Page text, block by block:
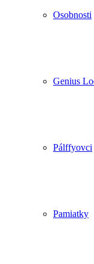
Osobnosti
Genius
Pálffyovci
Pamiatky